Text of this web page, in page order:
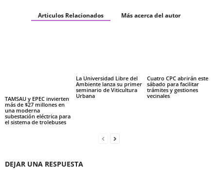
Articulos Relacionados Más acerca del autor
TAMSAU y EPEC invierten
más de $27 millones en
una moderna
subestación eléctrica para
el sistema de trolebuses
La Universidad Libre del
Ambiente lanza su primer
seminario de Viticultura
Urbana
Cuatro CPC abrirán este
sábado para facilitar
trámites y gestiones
vecinales
DEJAR UNA RESPUESTA